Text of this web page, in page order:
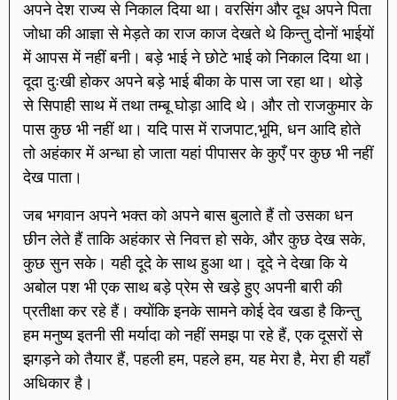
अपने देश राज्य से निकाल दिया था। वरसिंग और दूध अपने पिता
जोधा की आज्ञा से मेड़ते का राज काज देखते थे किन्तु दोनों भाईयों
में आपस में नहीं बनी। बड़े भाई ने छोटे भाई को निकाल दिया था।
दूदा दुःखी होकर अपने बड़े भाई बीका के पास जा रहा था। थोड़े
से सिपाही साथ में तथा तम्बू घोड़ा आदि थे। और तो राजकुमार के
पास कुछ भी नहीं था। यदि पास में राजपाट,भूमि, धन आदि होते
तो अहंकार में अन्धा हो जाता यहां पीपासर के कुएँ पर कुछ भी नहीं
देख पाता।
जब भगवान अपने भक्त को अपने बास बुलाते हैं तो उसका धन
छीन लेते हैं ताकि अहंकार से निवत्त हो सके, और कुछ देख सके,
कुछ सुन सके। यही दूदे के साथ हुआ था। दूदे ने देखा कि ये
अबोल पश भी एक साथ बड़े प्रेम से खड़े हुए अपनी बारी की
प्रतीक्षा कर रहे हैं। क्योंकि इनके सामने कोई देव खडा है किन्तु
हम मनुष्य इतनी सी मर्यादा को नहीं समझ पा रहे हैं, एक दूसरों से
झगड़ने को तैयार हैं, पहली हम, पहले हम, यह मेरा है, मेरा ही यहाँ
अधिकार है।